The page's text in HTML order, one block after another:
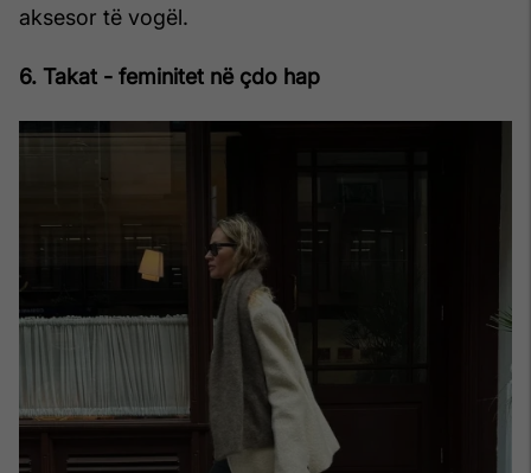
aksesor të vogël.
6. Takat - feminitet në çdo hap